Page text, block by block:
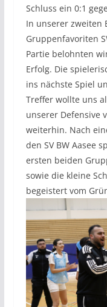
Schluss ein 0:1
In unserer zweiten
Gruppenfavoriten
Partie belohnten
Erfolg. Die
ins nächste Spiel
Treffer wollte uns
unserer Defensive
weiterhin. Nach
den SV BW Aasee
ersten beiden
sowie die kleine
begeistert vom